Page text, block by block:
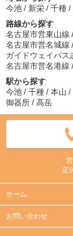
今池 / 新栄 / 千種 /
路線から探す
名古屋市営東山線 /
名古屋市営名城線 /
ガイドウェイバス
名古屋市営名港線 /
駅から探す
今池 / 千種 / 本山 /
御器所 / 高岳
定
ホーム
お問い合わせ